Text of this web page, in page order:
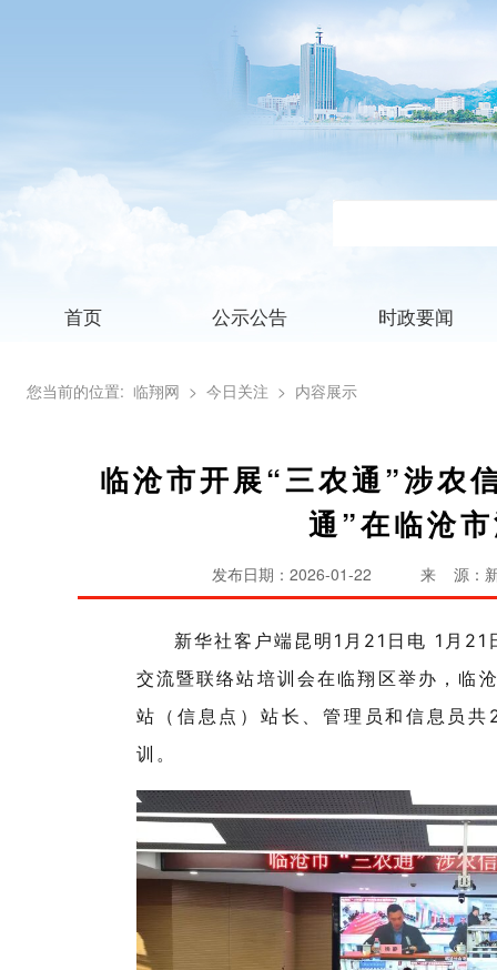
首页 公示公告 时政要闻
您当前的位置: 临翔网 > 今日关注 > 内容展示
临沧市开展“三农通”涉农
通”在临沧
发布日期：2026-01-22 来 源：
新华社客户端昆明1月21日电 1月21
交流暨联络站培训会在临翔区举办，临
站（信息点）站长、管理员和信息员
训。